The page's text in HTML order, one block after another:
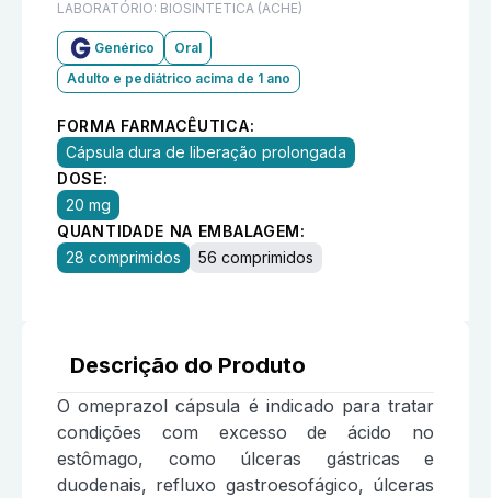
LABORATÓRIO: BIOSINTETICA (ACHE)
Genérico
Oral
Adulto e pediátrico acima de 1 ano
FORMA FARMACÊUTICA:
Cápsula dura de liberação prolongada
DOSE:
20 mg
QUANTIDADE NA EMBALAGEM:
28 comprimidos
56 comprimidos
Descrição do Produto
O omeprazol cápsula é indicado para tratar
condições com excesso de ácido no
estômago, como úlceras gástricas e
duodenais, refluxo gastroesofágico, úlceras